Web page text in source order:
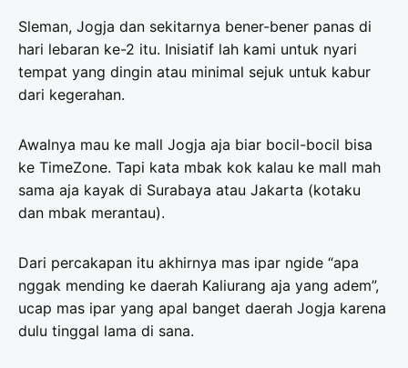
Sleman, Jogja dan sekitarnya bener-bener panas di
hari lebaran ke-2 itu. Inisiatif lah kami untuk nyari
tempat yang dingin atau minimal sejuk untuk kabur
dari kegerahan.
Awalnya mau ke mall Jogja aja biar bocil-bocil bisa
ke TimeZone. Tapi kata mbak kok kalau ke mall mah
sama aja kayak di Surabaya atau Jakarta (kotaku
dan mbak merantau).
Dari percakapan itu akhirnya mas ipar ngide “apa
nggak mending ke daerah Kaliurang aja yang adem”,
ucap mas ipar yang apal banget daerah Jogja karena
dulu tinggal lama di sana.